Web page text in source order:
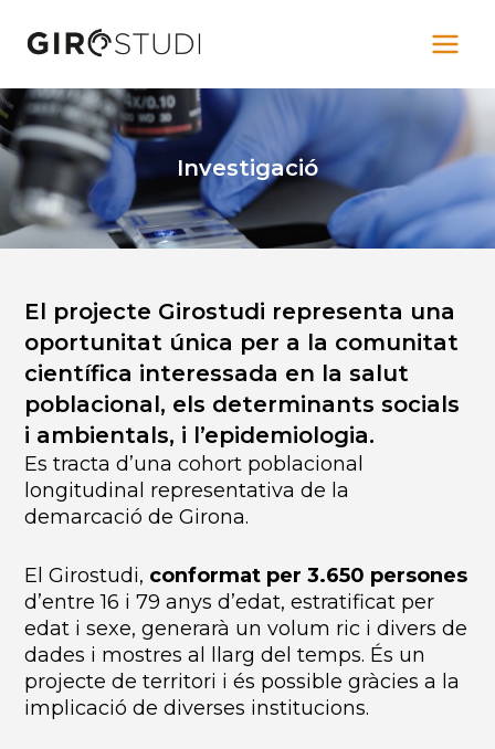
Investigació
El projecte Girostudi representa una
oportunitat única per a la comunitat
científica interessada en la salut
poblacional, els determinants socials
i ambientals, i l’epidemiologia.
Es tracta d’una cohort poblacional
longitudinal representativa de la
demarcació de Girona.
El Girostudi, conformat per 3.650 persones
d’entre 16 i 79 anys d’edat, estratificat per
edat i sexe, generarà un volum ric i divers de
dades i mostres al llarg del temps. És un
projecte de territori i és possible gràcies a la
implicació de diverses institucions.